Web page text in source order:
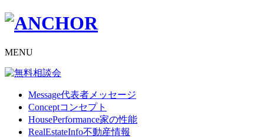
MENU
Message代表者メッセージ
Conceptコンセプト
HousePerformance家の性能
RealEstateInfo不動産情報